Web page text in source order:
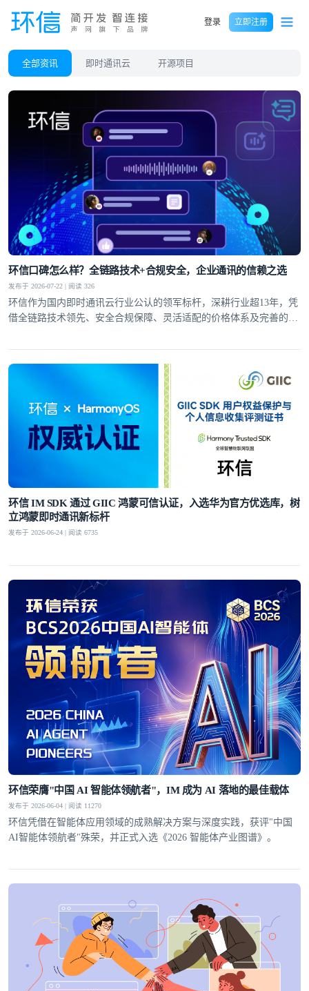
登录 立即注册
全部资讯 即时通讯云 开源项目
环信口碑怎么样？全链路技术+合规安全，企业通讯的信赖之选
发布于 2026-07-22 | 阅读 326
环信作为国内即时通讯云行业公认的领军标杆，深耕行业超13年，凭
借全链路技术领先、安全合规保障、灵活适配的价格体系及完善的全
环信 IM SDK 通过 GIIC 鸿蒙可信认证，入选华为官方优选库，树
立鸿蒙即时通讯新标杆
发布于 2026-06-24 | 阅读 6735
环信荣膺"中国 AI 智能体领航者"，IM 成为 AI 落地的最佳载体
发布于 2026-06-04 | 阅读 11270
环信凭借在智能体应用领域的成熟解决方案与深度实践，获评"中国
AI智能体领航者"殊荣，并正式入选《2026 智能体产业图谱》。